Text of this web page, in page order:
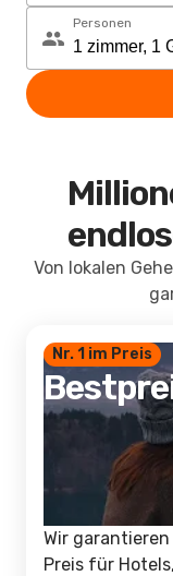
Personen
Von lokalen
Nr. 1 im Preis
Wir
Preis für